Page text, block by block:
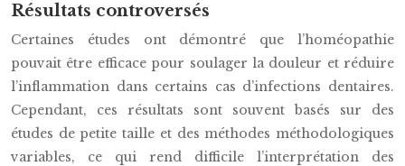
Résultats controversés
Certaines études ont démontré que l’homéopathie
pouvait être efficace pour soulager la douleur et réduire
l’inflammation dans certains cas d’infections dentaires.
Cependant, ces résultats sont souvent basés sur des
études de petite taille et des méthodes méthodologiques
variables, ce qui rend difficile l’interprétation des